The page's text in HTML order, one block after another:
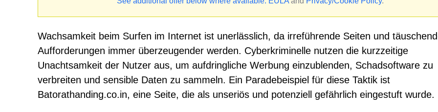
Wachsamkeit beim Surfen im Internet ist unerlässlich, da irreführende Seiten und
Aufforderungen immer überzeugender werden. Cyberkriminelle nutzen die kurzzeitige
Unachtsamkeit der Nutzer aus, um aufdringliche Werbung einzublenden, Schadsoftware zu
verbreiten und sensible Daten zu sammeln. Ein Paradebeispiel für diese Taktik ist
Batorathanding.co.in, eine Seite, die als unseriös und potenziell gefährlich eingestuft wurde.